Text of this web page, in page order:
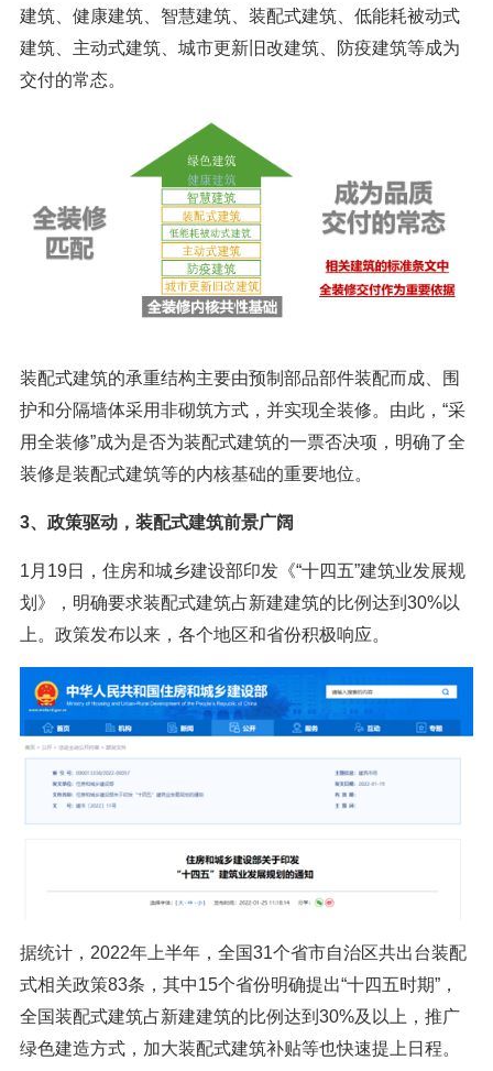
建筑、健康建筑、智慧建筑、装配式建筑、低能耗被动式
建筑、主动式建筑、城市更新旧改建筑、防疫建筑等成为
交付的常态。
装配式建筑的承重结构主要由预制部品部件装配而成、围
护和分隔墙体采用非砌筑方式，并实现全装修。由此，“采
用全装修”成为是否为装配式建筑的一票否决项，明确了全
装修是装配式建筑等的内核基础的重要地位。
3、政策驱动，装配式建筑前景广阔
1月19日，住房和城乡建设部印发《“十四五”建筑业发展规
划》，明确要求装配式建筑占新建建筑的比例达到30%以
上。政策发布以来，各个地区和省份积极响应。
据统计，2022年上半年，全国31个省市自治区共出台装配
式相关政策83条，其中15个省份明确提出“十四五时期”，
全国装配式建筑占新建建筑的比例达到30%及以上，推广
绿色建造方式，加大装配式建筑补贴等也快速提上日程。